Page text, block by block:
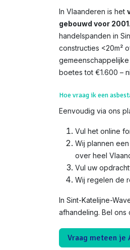
In Vlaanderen is het
gebouwd voor 2001
handelspanden in
constructies <20m²
boetes tot €1.600 –
Hoe vraag ik een
Eenvoudig via ons
Vul het online
Wij plannen
over heel
Vul uw
Wij regelen de
In Sint-Katelijne-
afhandeling. Bel
Vraag meteen je